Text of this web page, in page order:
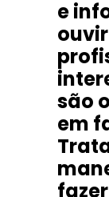
e
são
em